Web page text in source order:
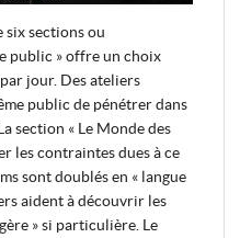
six sections ou
public » offre un choix
jour. Des ateliers
public de pénétrer dans
section « Le Monde des
les contraintes dues à ce
sont doublés en « langue
aident à découvrir les
» si particulière. Le